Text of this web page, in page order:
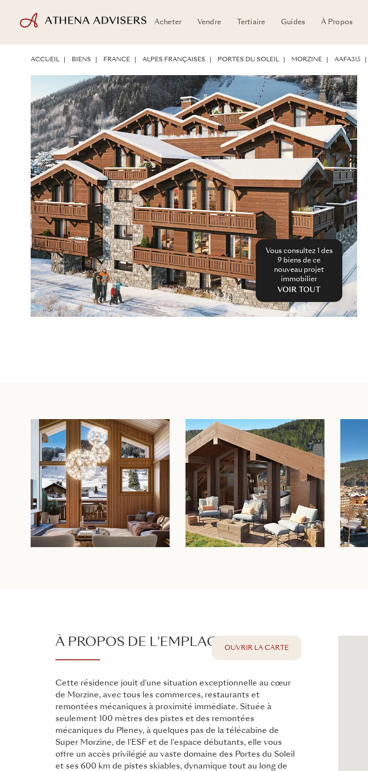
Acheter Vendre Tertiaire Guides À Propos
ACCUEIL BIENS FRANCE ALPES FRANÇAISES PORTES DU SOLEIL MORZINE AAFA315
Vous consultez 1 des
9 biens de ce
nouveau projet
immobilier
VOIR TOUT
À PROPOS DE L'EMPLACEMENT
Cette résidence jouit d'une situation exceptionnelle au cœur
de Morzine, avec tous les commerces, restaurants et
remontées mécaniques à proximité immédiate. Située à
seulement 100 mètres des pistes et des remontées
mécaniques du Pleney, à quelques pas de la télécabine de
Super Morzine, de l'ESF et de l'espace débutants, elle vous
offre un accès privilégié au vaste domaine des Portes du Soleil
et ses 600 km de pistes skiables, dynamique tout au long de
OUVRIR LA CARTE